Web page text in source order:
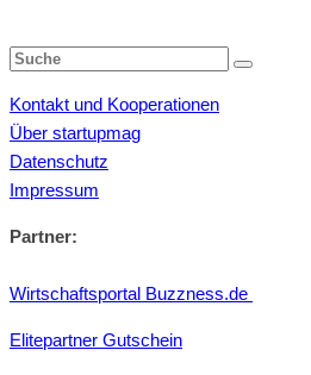
Kontakt und Kooperationen
Über startupmag
Datenschutz
Impressum
Partner:
Wirtschaftsportal Buzzness.de
Elitepartner Gutschein